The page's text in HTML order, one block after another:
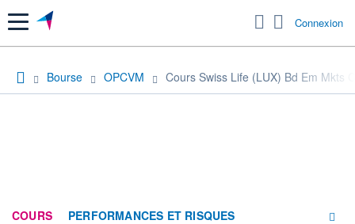
Menu Connexion
Bourse OPCVM Cours Swiss Life (LUX) Bd Em Mkts
COURS PERFORMANCES ET RISQUES